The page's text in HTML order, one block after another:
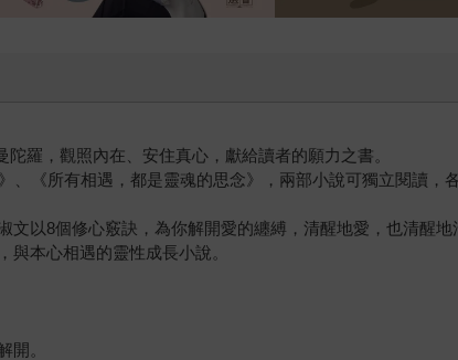
羅，觀照內在、安住真心，獻給讀者的願力之書。
、《所有相遇，都是靈魂的思念》，兩部小說可獨立閱讀，
以8個修心竅訣，為你解開愛的纏縛，清醒地愛，也清醒地
本心相遇的靈性成長小說。
開。